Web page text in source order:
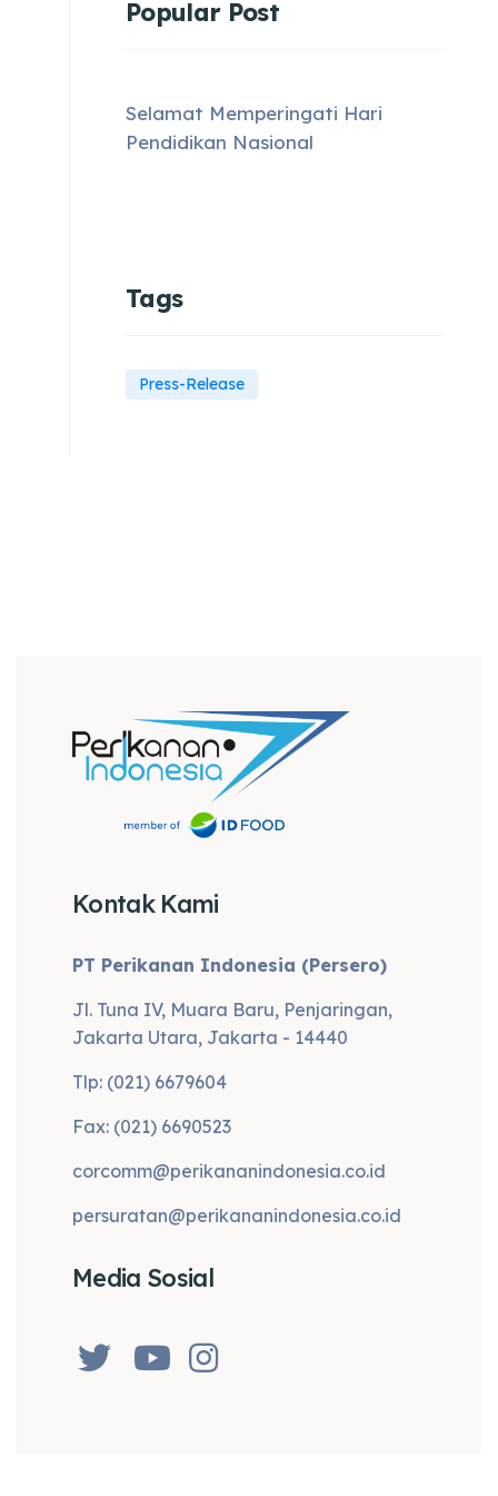
Popular Post
Selamat Memperingati Hari
Pendidikan Nasional
Tags
Press-Release
Kontak Kami
PT Perikanan Indonesia (Persero)
Jl. Tuna IV, Muara Baru, Penjaringan,
Jakarta Utara, Jakarta - 14440
Tlp: (021) 6679604
Fax: (021) 6690523
corcomm@perikananindonesia.co.id
persuratan@perikananindonesia.co.id
Media Sosial